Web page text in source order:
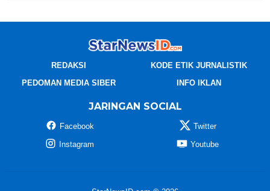
REDAKSI
KODE ETIK JURNALISTIK
PEDOMAN MEDIA SIBER
INFO IKLAN
JARINGAN SOCIAL
Facebook
Twitter
Instagram
Youtube